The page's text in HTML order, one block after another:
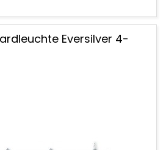
Eversilver 4-